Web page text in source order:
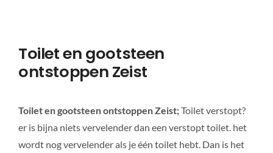
Toilet en gootsteen
ontstoppen Zeist
Toilet en gootsteen ontstoppen Zeist;Toilet verstopt?
er is bijna niets vervelender dan een verstopt toilet. het
wordt nog vervelender als je één toilet hebt. Dan is het